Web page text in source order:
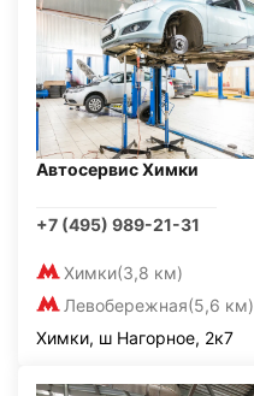
Автосервис Химки
+7 (495) 989-21-31
Химки(3,8 км)
Левобережная(5,6 км)
Химки, ш Нагорное, 2к7